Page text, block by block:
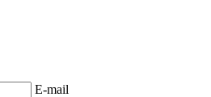
E-mail